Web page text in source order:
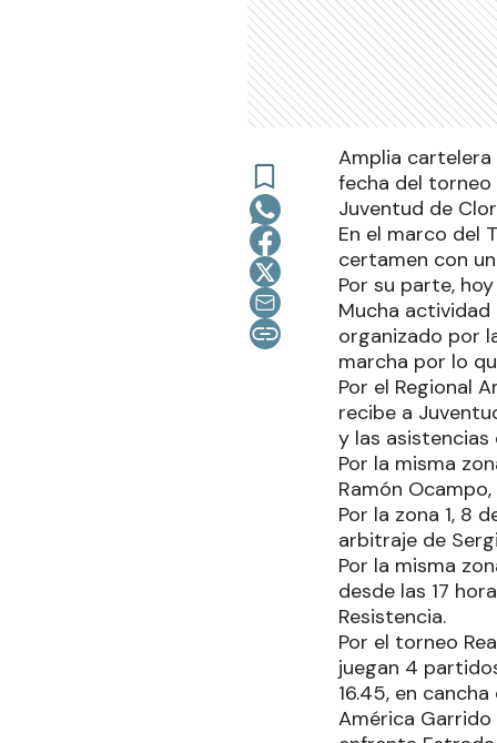
Amplia
fecha del
Juventud de
En el marco del
certamen con
Por su parte,
Mucha
organizado por
marcha por lo
Por el Regional
recibe a
y las asistencias
Por la misma
Ramón
Por la zona 1, 8
arbitraje de
Por la misma
desde las 17
Resistencia.
Por el torneo
juegan 4
16.45, en
América Garrido